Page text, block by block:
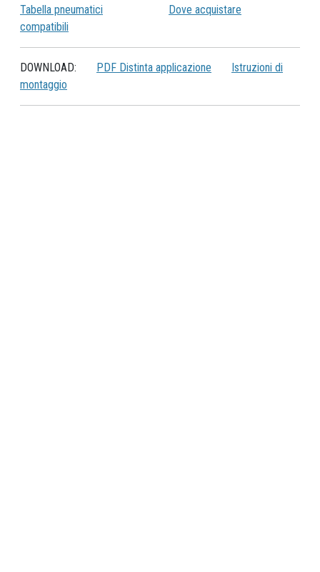
Tabella pneumatici
compatibili
Dove acquistare
DOWNLOAD: PDF Distinta applicazione
Istruzioni di
montaggio